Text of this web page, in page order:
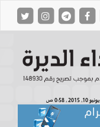
يونيو 10, 2015 , 0:58 ص